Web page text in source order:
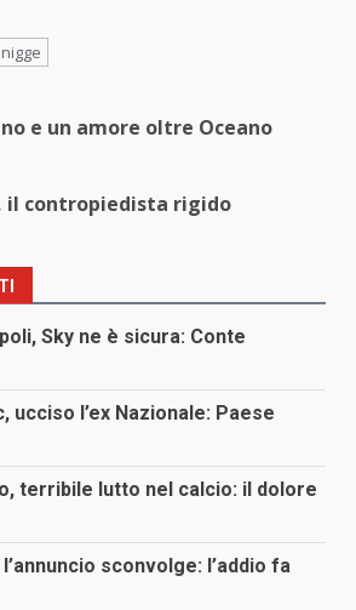
e un amore oltre Oceano
il contropiedista rigido
Sky ne è sicura: Conte
ucciso l’ex Nazionale: Paese
terribile lutto nel calcio: il dolore
sconvolge: l’addio fa